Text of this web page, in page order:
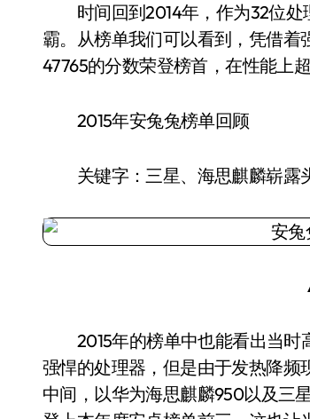
时间回到2014年，作为32位处
霸。从榜单我们可以看到，凭借
47765的分数荣登榜首，在性能上
2015年安兔兔榜单回顾
关键字：三星、海思麒麟崭露
2015年的榜单中也能看出当时
强悍的处理器，但是由于发热降频
中间，以华为海思麒麟950以及三